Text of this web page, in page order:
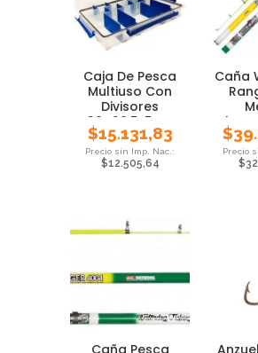
Caja De Pesca
Multiuso Con
Divisores
36×20.5x5cm
$15.131,83
$12.505,64
Caña
$
$